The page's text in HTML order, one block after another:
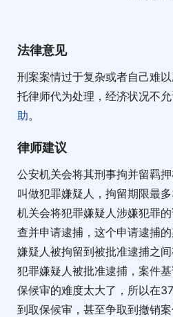
法律意见
刑案案情过于复杂或者自己难
托律师代为处理，经济状况不
助。
律师建议
公安机关会将其刑事拘并留羁
叫做犯罪嫌疑人，拘留期限最
机关会将犯罪嫌疑人涉嫌犯罪
查并申请逮捕，这个申请逮捕
嫌疑人被拘留到被批准逮捕之
犯罪嫌疑人被批准逮捕，案件
保候审的难度太大了，所以在
到取保候审，甚至争取到撤销